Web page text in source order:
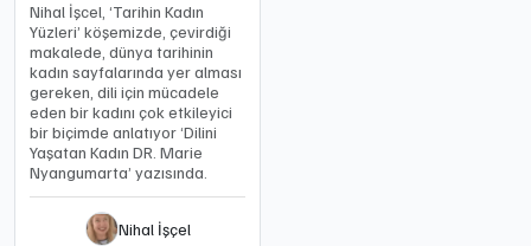
Nihal İşcel, ‘Tarihin Kadın
Yüzleri’ köşemizde, çevirdiği
makalede, dünya tarihinin
kadın sayfalarında yer alması
gereken, dili için mücadele
eden bir kadını çok etkileyici
bir biçimde anlatıyor ‘Dilini
Yaşatan Kadın DR. Marie
Nyangumarta’ yazısında.
Nihal İşçel